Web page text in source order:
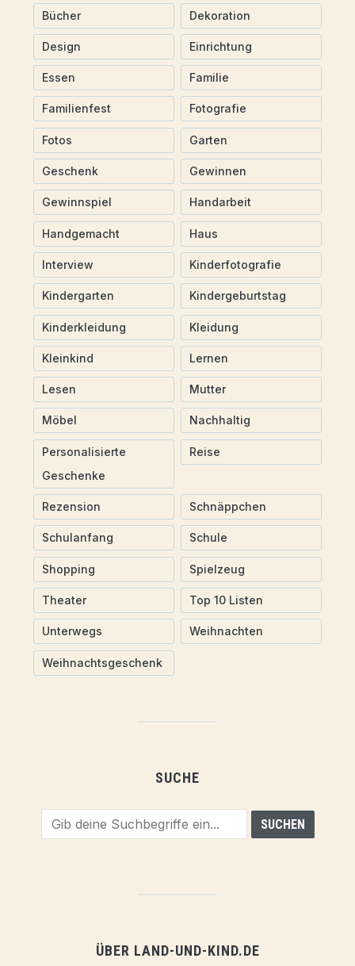
Bücher Dekoration
Design Einrichtung
Essen Familie
Familienfest Fotografie
Fotos Garten
Geschenk Gewinnen
Gewinnspiel Handarbeit
Handgemacht Haus
Interview Kinderfotografie
Kindergarten Kindergeburtstag
Kinderkleidung Kleidung
Kleinkind Lernen
Lesen Mutter
Möbel Nachhaltig
Personalisierte
Geschenke
Reise
Rezension Schnäppchen
Schulanfang Schule
Shopping Spielzeug
Theater Top 10 Listen
Unterwegs Weihnachten
Weihnachtsgeschenk
SUCHE
ÜBER LAND-UND-KIND.DE